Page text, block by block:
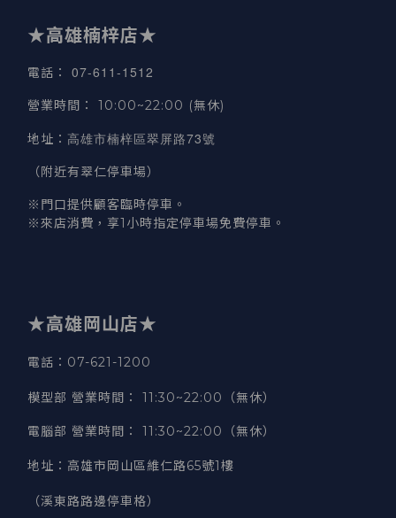
★高雄楠梓店★
電話 ： 07-611-1512
營業時間 ： 10:00~22:00 (無休)
地址 ： 高雄市楠梓區翠屏路73號
（附近有翠仁停車場）
※門口提供顧客臨時停車。
※來店消費，享1小時指定停車場免費停車。
★高雄岡山店★
電話：07-621-1200
模型部 營業時間 ： 11:30~22:00（無休）
電腦部 營業時間 ： 11:30~22:00（無休）
地址 ： 高雄市岡山區維仁路65號1樓
（溪東路路邊停車格）